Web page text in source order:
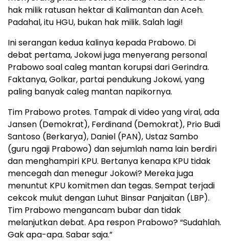
hak milik ratusan hektar di Kalimantan dan Aceh.
Padahal, itu HGU, bukan hak milik. Salah lagi!
Ini serangan kedua kalinya kepada Prabowo. Di
debat pertama, Jokowi juga menyerang personal
Prabowo soal caleg mantan korupsi dari Gerindra.
Faktanya, Golkar, partai pendukung Jokowi, yang
paling banyak caleg mantan napikornya.
Tim Prabowo protes. Tampak di video yang viral, ada
Jansen (Demokrat), Ferdinand (Demokrat), Prio Budi
Santoso (Berkarya), Daniel (PAN), Ustaz Sambo
(guru ngaji Prabowo) dan sejumlah nama lain berdiri
dan menghampiri KPU. Bertanya kenapa KPU tidak
mencegah dan menegur Jokowi? Mereka juga
menuntut KPU komitmen dan tegas. Sempat terjadi
cekcok mulut dengan Luhut Binsar Panjaitan (LBP).
Tim Prabowo mengancam bubar dan tidak
melanjutkan debat. Apa respon Prabowo? “Sudahlah.
Gak apa-apa. Sabar saja.”